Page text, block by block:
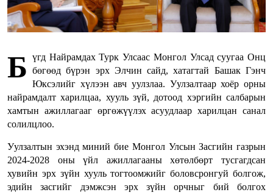
Б үгд Найрамдах Турк Улсаас Монгол Улсад суугаа Онц
бөгөөд бүрэн эрх Элчин сайд, хатагтай Башак Гэнч
Юксэлийг хүлээн авч уулзлаа. Уулзалтаар хоёр орны
найрамдалт харилцаа, хууль зүй, дотоод хэргийн салбарын
хамтын ажиллагааг өргөжүүлэх асуудлаар харилцан санал
солилцлоо.
Уулзалтын эхэнд миний бие Монгол Улсын Засгийн газрын
2024-2028 оны үйл ажиллагааны хөтөлбөрт тусгагдсан
хувийн эрх зүйн хууль тогтоомжийг боловсронгуй болгож,
эдийн засгийг дэмжсэн эрх зүйн орчныг бий болгох